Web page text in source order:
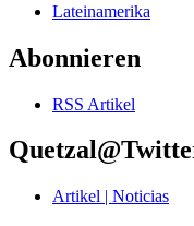
Lateinamerika
Abonnieren
RSS Artikel
Artikel | Noticias